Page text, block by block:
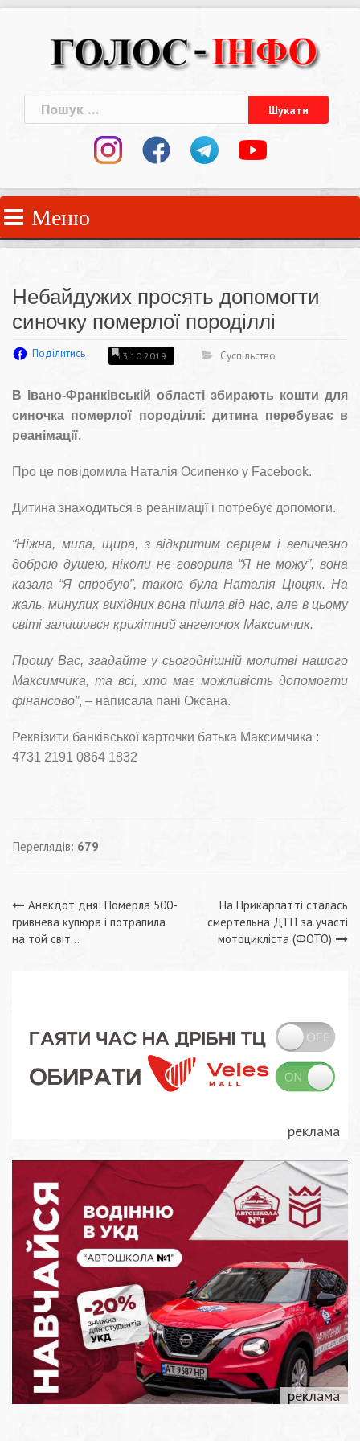
Пошук:
Меню
Небайдужих просять допомогти
синочку померлої породіллі
Поділитись 13.10.2019 Суспільство
В Івано-Франківській області збирають кошти для
синочка померлої породіллі: дитина перебуває в
реанімації.
Про це повідомила Наталія Осипенко у Facebook.
Дитина знаходиться в реанімації і потребує допомоги.
“Ніжна, мила, щира, з відкритим серцем і величезно
доброю душею, ніколи не говорила “Я не можу”, вона
казала “Я спробую”, такою була Наталія Цюцяк. На
жаль, минулих вихідних вона пішла від нас, але в цьому
світі залишився крихітний ангелочок Максимчик.
Прошу Вас, згадайте у сьогоднішній молитві нашого
Максимчика, та всі, хто має можливість допомогти
фінансово”, – написала пані Оксана.
Реквізити банківської карточки батька Максимчика :
4731 2191 0864 1832
Переглядів: 679
Навігація
записів
Анекдот дня: Померла 500-
гривнева купюра і потрапила
на той світ…
На Прикарпатті сталась
смертельна ДТП за участі
мотоцикліста (ФОТО)